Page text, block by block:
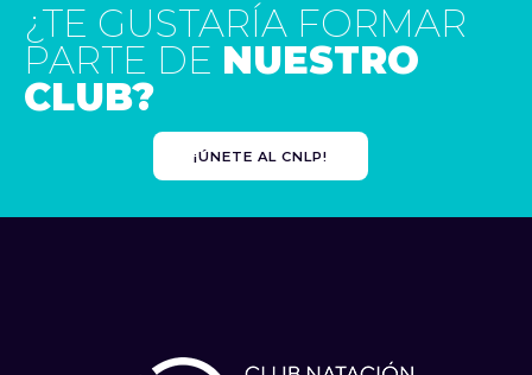
¿TE GUSTARÍA FORMAR
PARTE DE NUESTRO
CLUB?
¡ÚNETE AL CNLP!